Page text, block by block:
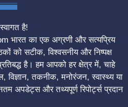
है!
भारत का एक अग्रणी और सत्यप्रिय
को सटीक, विश्वसनीय और निष्पक्ष
है। हम आपको हर क्षेत्र में, चाहे
विज्ञान, तकनीक, मनोरंजन, स्वास्थ्य या
अपडेट्स और तथ्यपूर्ण रिपोर्ट्स प्रदान